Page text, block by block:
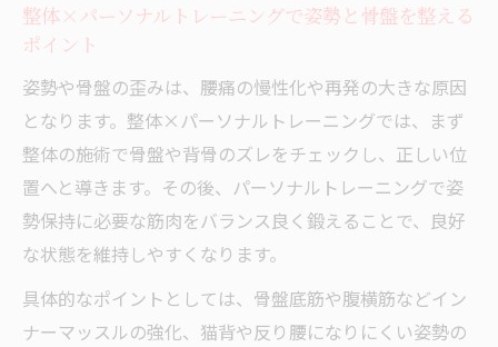
整体×パーソナルトレーニングで姿勢と骨盤を整える
ポイント
姿勢や骨盤の歪みは、腰痛の慢性化や再発の大きな原因
となります。整体×パーソナルトレーニングでは、まず
整体の施術で骨盤や背骨のズレをチェックし、正しい位
置へと導きます。その後、パーソナルトレーニングで姿
勢保持に必要な筋肉をバランス良く鍛えることで、良好
な状態を維持しやすくなります。
具体的なポイントとしては、骨盤底筋や腹横筋などイン
ナーマッスルの強化、猫背や反り腰になりにくい姿勢の